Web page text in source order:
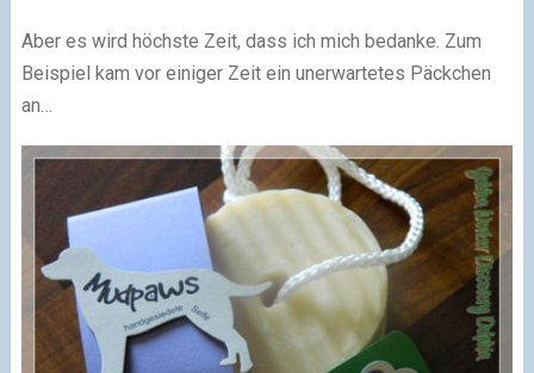
Aber es wird höchste Zeit, dass ich mich bedanke. Zum
Beispiel kam vor einiger Zeit ein unerwartetes Päckchen
an…